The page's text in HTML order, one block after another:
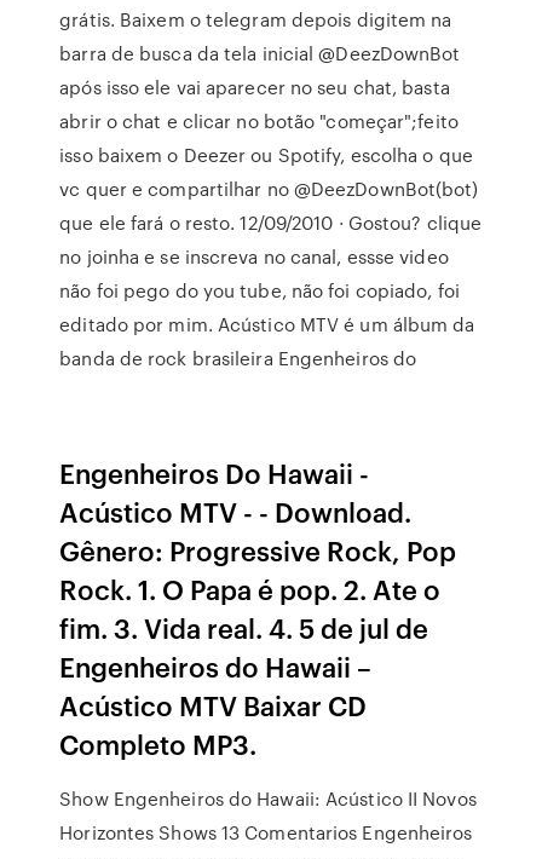
grátis. Baixem o telegram depois digitem na
barra de busca da tela inicial @DeezDownBot
após isso ele vai aparecer no seu chat, basta
abrir o chat e clicar no botão "começar";feito
isso baixem o Deezer ou Spotify, escolha o que
vc quer e compartilhar no @DeezDownBot(bot)
que ele fará o resto. 12/09/2010 · Gostou? clique
no joinha e se inscreva no canal, essse video
não foi pego do you tube, não foi copiado, foi
editado por mim. Acústico MTV é um álbum da
banda de rock brasileira Engenheiros do
Engenheiros Do Hawaii -
Acústico MTV - - Download.
Gênero: Progressive Rock, Pop
Rock. 1. O Papa é pop. 2. Ate o
fim. 3. Vida real. 4. 5 de jul de
Engenheiros do Hawaii –
Acústico MTV Baixar CD
Completo MP3.
Show Engenheiros do Hawaii: Acústico II Novos
Horizontes Shows 13 Comentarios Engenheiros